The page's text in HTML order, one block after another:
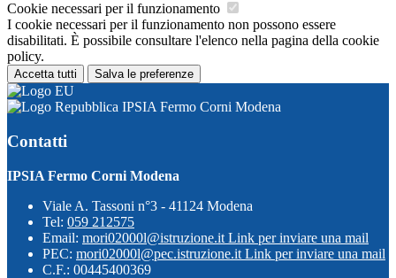
Cookie necessari per il funzionamento
I cookie necessari per il funzionamento non possono essere
disabilitati. È possibile consultare l'elenco nella pagina della cookie
policy.
Accetta tutti Salva le preferenze
IPSIA Fermo Corni Modena
Contatti
IPSIA Fermo Corni Modena
Viale A. Tassoni n°3 - 41124 Modena
Tel: 059 212575
Email: mori02000l@istruzione.it Link per inviare una mail
PEC: mori02000l@pec.istruzione.it Link per inviare una mail
C.F.: 00445400369